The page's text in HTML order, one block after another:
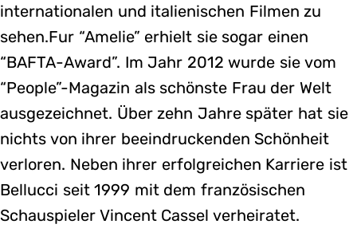
internationalen und italienischen Filmen zu
sehen.Fur “Amelie” erhielt sie sogar einen
“BAFTA-Award”. Im Jahr 2012 wurde sie vom
“People”-Magazin als schönste Frau der Welt
ausgezeichnet. Über zehn Jahre später hat sie
nichts von ihrer beeindruckenden Schönheit
verloren. Neben ihrer erfolgreichen Karriere ist
Bellucci seit 1999 mit dem französischen
Schauspieler Vincent Cassel verheiratet.